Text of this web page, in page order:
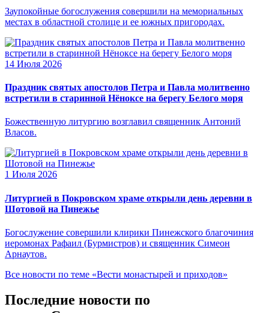
Заупокойные богослужения совершили на мемориальных
местах в областной столице и ее южных пригородах.
14 Июля 2026
Праздник святых апостолов Петра и Павла молитвенно
встретили в старинной Нёноксе на берегу Белого моря
Божественную литургию возглавил священник Антоний
Власов.
1 Июля 2026
Литургией в Покровском храме открыли день деревни в
Шотовой на Пинежье
Богослужение совершили клирики Пинежского благочиния
иеромонах Рафаил (Бурмистров) и священник Симеон
Арнаутов.
Все новости по теме «Вести монастырей и приходов»
Последние новости по